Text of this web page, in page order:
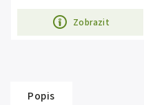
Zobrazit
Popis